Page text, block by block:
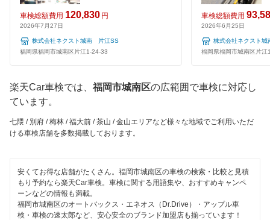
夜間受付
整備保証
1級整備士在籍
コンピューター診断
安心WE！車検
車検総額費用 120,830 円
2026年7月27日
株式会社ネクスト城南 片江SS
福岡県福岡市城南区片江1-24-33
車検総額費用
2026年6月25日
株式会社ネクスト
福岡県福岡市城南区片江
楽天Car車検では、 福岡市城南区の広範囲で車検に対応し
ています。
七隈 / 別府 / 梅林 / 福大前 / 茶山 / 金山エリアなど様々な地域でご利用いただ
ける車検店舗を多数掲載しております。
安くてお得な店舗がたくさん。福岡市城南区の車検の検索・比較と見積
もり予約なら楽天Car車検。車検に関する用語集や、おすすめキャンペ
ーンなどの情報も満載。
福岡市城南区のオートバックス・エネオス（Dr.Drive）・アップル車
検・車検の速太郎など、安心安全のブランド加盟店も揃っています！